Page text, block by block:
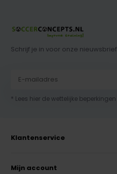
Schrijf je in voor onze nieuwsbrief
* Lees hier de wettelijke beperkingen
Klantenservice
Mijn account